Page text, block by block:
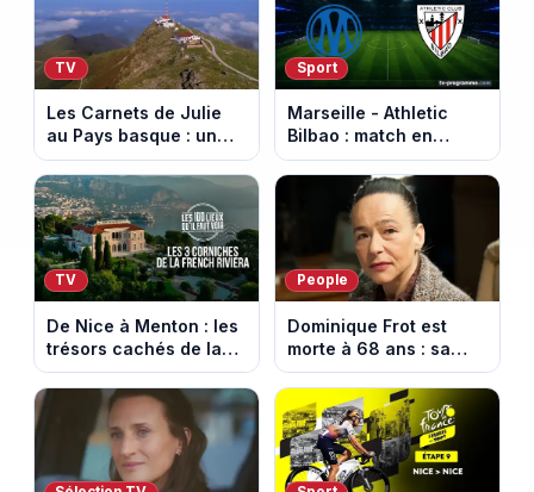
TV
Les Carnets de Julie
au Pays basque : un
banquet au sommet de
la Rhune
Sport
Marseille - Athletic
Bilbao : match en
direct sur Ligue 1+ à
17h30 (amical du 9
août 2026)
TV
De Nice à Menton : les
trésors cachés de la
French Riviera dévoilés
dans les 100 lieux qu'il
faut voir
People
Dominique Frot est
morte à 68 ans : sa
sœur Catherine Frot
annonce la triste
nouvelle